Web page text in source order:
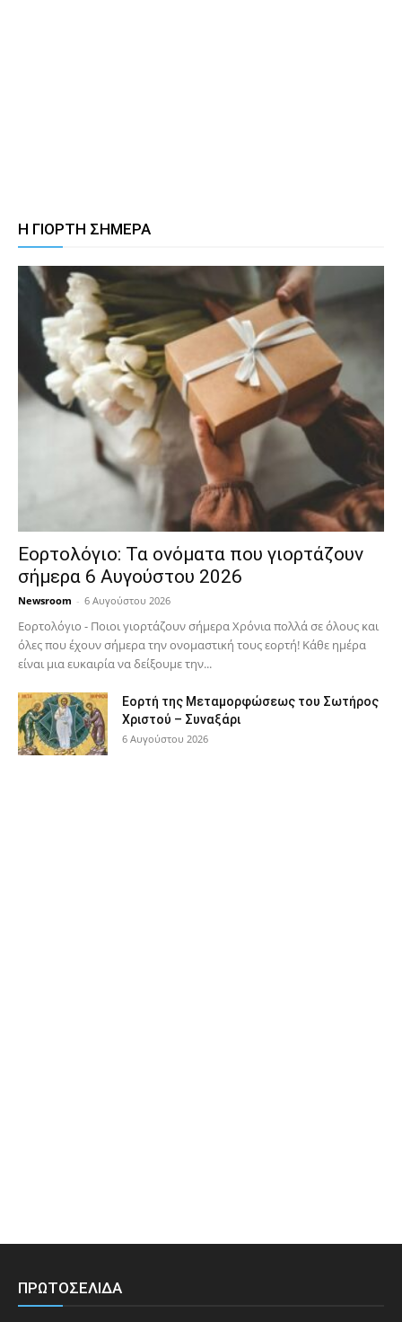
Η ΓΙΟΡΤΗ ΣΗΜΕΡΑ
Εορτολόγιο: Τα ονόματα που γιορτάζουν
σήμερα 6 Αυγούστου 2026
Newsroom - 6 Αυγούστου 2026
Εορτολόγιο - Ποιοι γιορτάζουν σήμερα Χρόνια πολλά σε όλους και
όλες που έχουν σήμερα την ονομαστική τους εορτή! Κάθε ημέρα
είναι μια ευκαιρία να δείξουμε την...
Εορτή της Μεταμορφώσεως του Σωτήρος
Χριστού – Συναξάρι
6 Αυγούστου 2026
ΠΡΩΤΟΣΕΛΙΔΑ